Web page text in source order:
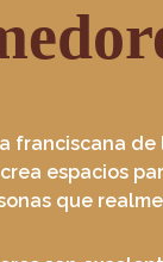
franciscana de
espacios
que